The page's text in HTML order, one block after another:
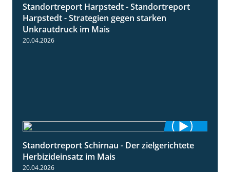
9:11
Standortreport Harpstedt - Standortreport
Harpstedt - Strategien gegen starken
Unkrautdruck im Mais
20.04.2026
9:27
Standortreport Schirnau - Der zielgerichtete
Herbizideinsatz im Mais
20.04.2026